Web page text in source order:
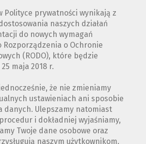
Polityce prywatności wynikają z
naszych działań
do nowych wymagań
Rozporządzenia o Ochronie
(RODO), które będzie
maja 2018 r.
że nie zmieniamy
ustawieniach ani sposobie
danych. Ulepszamy natomiast
i dokładniej wyjaśniamy,
Twoje dane osobowe oraz
naszym użytkownikom.